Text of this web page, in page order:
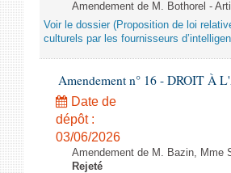
Amendement de M. Bothorel -
Voir le dossier (Proposition de loi
culturels par les fournisseurs
Amendement n° 16 - DROIT À
Date de
dépôt :
03/06/2026
Amendement de M. Bazin, Mme
Rejeté